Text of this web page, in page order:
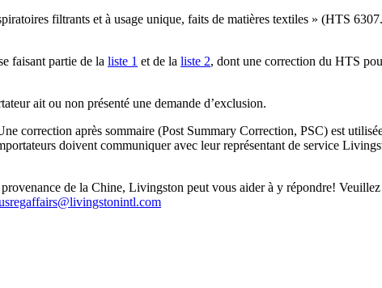
filtrants et à usage unique, faits de matières textiles » (HTS
faisant partie de la liste 1 et de la liste 2, dont une correction du HTS
ait ou non présenté une demande d’exclusion.
correction après sommaire (Post Summary Correction, PSC) est
doivent communiquer avec leur représentant de service
de la Chine, Livingston peut vous aider à y répondre!